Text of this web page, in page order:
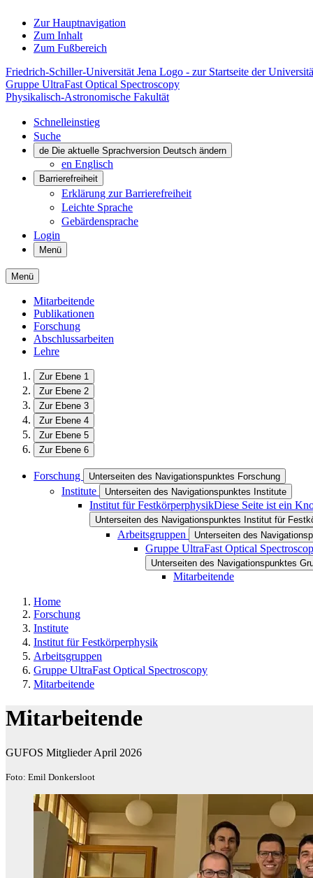
Zur Hauptnavigation
Zum Inhalt
Zum Fußbereich
Friedrich-Schiller-Universität Jena Logo - zur Startseite der
Gruppe UltraFast Optical Spectroscopy
Physikalisch-Astronomische Fakultät
Schnelleinstieg
Suche
de Die aktuelle Sprachversion Deutsch ändern
en Englisch
Barrierefreiheit
Erklärung zur Barrierefreiheit
Leichte Sprache
Gebärdensprache
Login
Menü
Menü
Mitarbeitende
Publikationen
Forschung
Abschlussarbeiten
Lehre
Zur Ebene 1
Zur Ebene 2
Zur Ebene 3
Zur Ebene 4
Zur Ebene 5
Zur Ebene 6
Forschung Unterseiten des Navigationspunktes Forschung
Institute Unterseiten des Navigationspunktes Institute
Institut für FestkörperphysikDiese Seite ist ein
Unterseiten des Navigationspunktes Institut für
Arbeitsgruppen Unterseiten des
Gruppe UltraFast Optical
Unterseiten des Navigationspunktes
Mitarbeitende
Home
Forschung
Institute
Institut für Festkörperphysik
Arbeitsgruppen
Gruppe UltraFast Optical Spectroscopy
Mitarbeitende
Mitarbeitende
GUFOS Mitglieder April 2026
Foto: Emil Donkersloot